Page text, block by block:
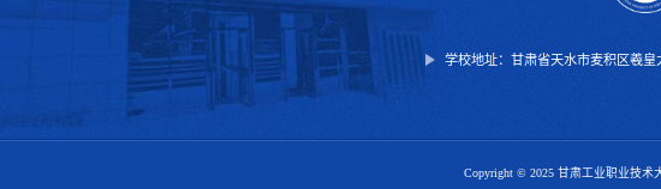
学校地址：甘肃省天水市麦积区羲皇
Copyright © 2025 甘肃工业职业技术